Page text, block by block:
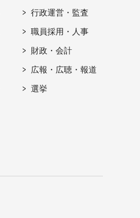
行政運営・監査
職員採用・人事
財政・会計
広報・広聴・報道
選挙